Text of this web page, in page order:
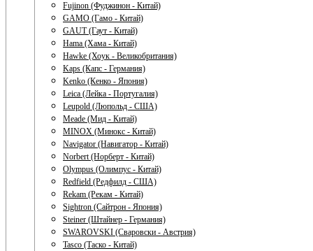
Fujinon (Фуджинон - Китай)
GAMO (Гамо - Китай)
GAUT (Гаут - Китай)
Hama (Хама - Китай)
Hawke (Хоук - Великобритания)
Kaps (Капс - Германия)
Kenko (Кенко - Япония)
Leica (Лейка - Португалия)
Leupold (Люпольд - США)
Meade (Мид - Китай)
MINOX (Минокс - Китай)
Navigator (Навигатор - Китай)
Norbert (Норберт - Китай)
Olympus (Олимпус - Китай)
Redfield (Редфилд - США)
Rekam (Рекам - Китай)
Sightron (Сайтрон - Япония)
Steiner (Штайнер - Германия)
SWAROVSKI (Сваровски - Австрия)
Tasco (Таско - Китай)